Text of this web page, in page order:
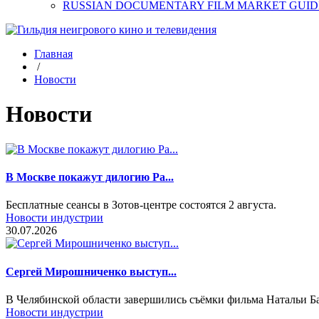
RUSSIAN DOCUMENTARY FILM MARKET
Главная
/
Новости
Новости
В Москве покажут дилогию Ра...
Бесплатные сеансы в Зотов-центре состоятся 2 августа.
Новости индустрии
30.07.2026
Сергей Мирошниченко выступ...
В Челябинской области завершились съёмки фильма Натальи
Новости индустрии